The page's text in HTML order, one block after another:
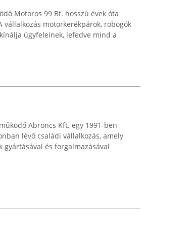
Motoros 99 Bt. hosszú évek óta
motorkerékpárok, robogók
ügyfeleinek, lefedve mind a
Abroncs Kft. egy 1991-ben
lévő családi vállalkozás, amely
és forgalmazásával